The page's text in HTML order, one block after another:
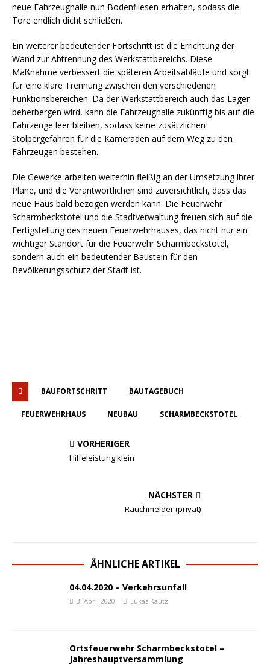
neue Fahrzeughalle nun Bodenfliesen erhalten, sodass die
Tore endlich dicht schließen.
Ein weiterer bedeutender Fortschritt ist die Errichtung der
Wand zur Abtrennung des Werkstattbereichs. Diese
Maßnahme verbessert die späteren Arbeitsabläufe und sorgt
für eine klare Trennung zwischen den verschiedenen
Funktionsbereichen. Da der Werkstattbereich auch das Lager
beherbergen wird, kann die Fahrzeughalle zukünftig bis auf die
Fahrzeuge leer bleiben, sodass keine zusätzlichen
Stolpergefahren für die Kameraden auf dem Weg zu den
Fahrzeugen bestehen.
Die Gewerke arbeiten weiterhin fleißig an der Umsetzung ihrer
Pläne, und die Verantwortlichen sind zuversichtlich, dass das
neue Haus bald bezogen werden kann. Die Feuerwehr
Scharmbeckstotel und die Stadtverwaltung freuen sich auf die
Fertigstellung des neuen Feuerwehrhauses, das nicht nur ein
wichtiger Standort für die Feuerwehr Scharmbeckstotel,
sondern auch ein bedeutender Baustein für den
Bevölkerungsschutz der Stadt ist.
BAUFORTSCHRITT BAUTAGEBUCH
FEUERWEHRHAUS NEUBAU SCHARMBECKSTOTEL
VORHERIGER
Hilfeleistung klein
NÄCHSTER
Rauchmelder (privat)
ÄHNLICHE ARTIKEL
04.04.2020 – Verkehrsunfall
3. April 2020 Lukas Kautz
Ortsfeuerwehr Scharmbeckstotel –
Jahreshauptversammlung